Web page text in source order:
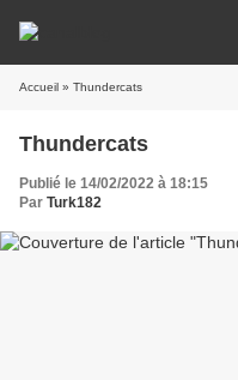
Accueil » Thundercats
Thundercats
Publié le 14/02/2022 à 18:15
Par Turk182